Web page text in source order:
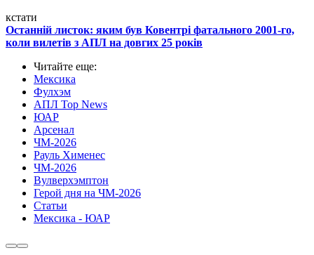
кстати
Останній листок: яким був Ковентрі фатального 2001-го,
коли вилетів з АПЛ на довгих 25 років
Читайте еще:
Мексика
Фулхэм
АПЛ Top News
ЮАР
Арсенал
ЧМ-2026
Рауль Хименес
ЧМ-2026
Вулверхэмптон
Герой дня на ЧМ-2026
Статьи
Мексика - ЮАР